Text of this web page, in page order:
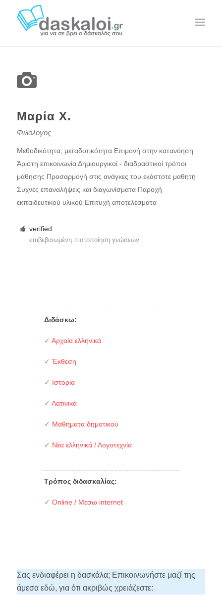
Μαρία Χ.
Φιλόλογος
Μεθοδικότητα, μεταδοτικότητα Επιμονή στην κατανόηση
Άριστη επικοινωνία Δημιουργικοί - διαδραστικοί τρόποι
μάθησης Προσαρμογή στις ανάγκες του εκάστοτε μαθητή
Συχνές επαναλήψεις και διαγωνίσματα Παροχή
εκπαιδευτικού υλικού Επιτυχή αποτελέσματα
verified
επιβεβαιωμένη πιστοποίηση γνώσεων
Διδάσκω:
✓ Αρχαία ελληνικά
✓ Έκθεση
✓ Ιστορία
✓ Λατινικά
✓ Μαθήματα δημοτικού
✓ Νέα ελληνικά / Λογοτεχνία
Τρόπος διδασκαλίας:
✓ Online / Μέσω internet
Σας ενδιαφέρει η δασκάλα; Επικοινωνήστε μαζί της
άμεσα εδώ, για ότι ακριβώς χρειάζεστε: